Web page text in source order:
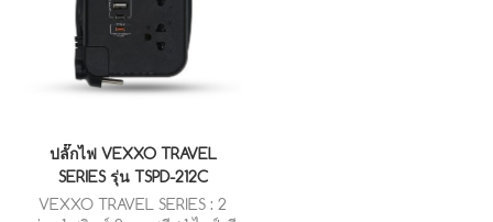
ปลั๊กไฟ VEXXO TRAVEL
SERIES รุ่น TSPD-212C
VEXXO TRAVEL SERIES : 2